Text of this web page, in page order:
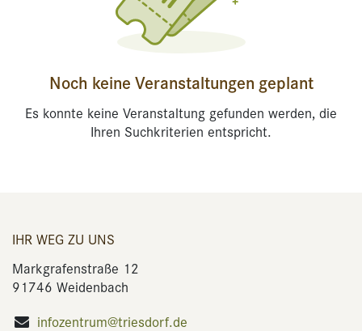
Noch keine Veranstaltungen geplant
Es konnte keine Veranstaltung gefunden werden, die
Ihren Suchkriterien entspricht.
IHR WEG ZU UNS
Markgrafenstraße 12
91746 Weidenbach
infozentrum@triesdorf.de